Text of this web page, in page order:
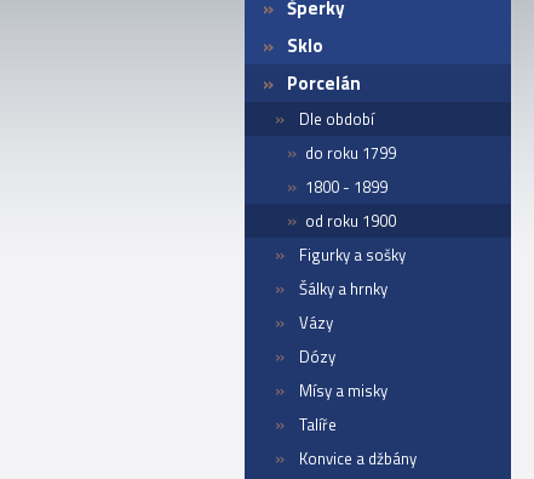
Šperky
Sklo
Porcelán
Dle období
do roku 1799
1800 - 1899
od roku 1900
Figurky a sošky
Šálky a hrnky
Vázy
Dózy
Mísy a misky
Talíře
Konvice a džbány